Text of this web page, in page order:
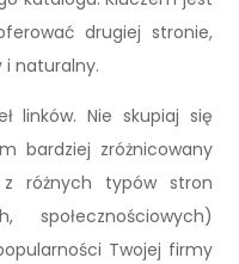
drugiej stronie,
i naturalny.
linków. Nie skupiaj się
bardziej zróżnicowany
różnych typów stron
społecznościowych)
Twojej firmy